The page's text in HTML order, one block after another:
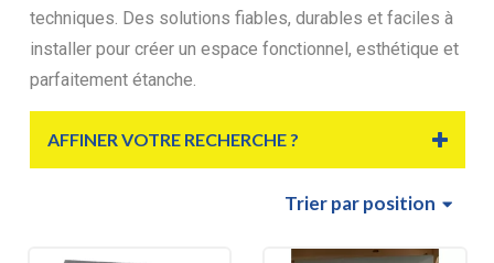
techniques. Des solutions fiables, durables et faciles à
installer pour créer un espace fonctionnel, esthétique et
parfaitement étanche.
AFFINER VOTRE RECHERCHE ?
Trierpar position